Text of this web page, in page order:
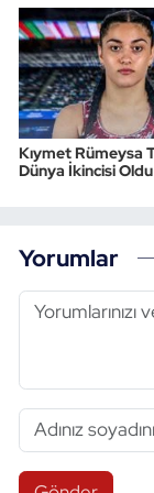
Kıymet Rümeysa
Dünya İkincisi Oldu
Yorumlar